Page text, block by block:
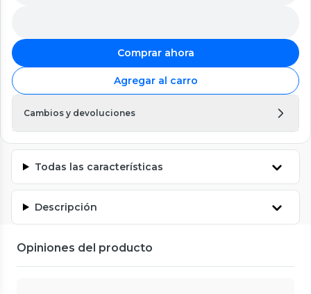
Comprar ahora
Agregar al carro
Cambios y devoluciones
Todas las características
Descripción
Opiniones del producto